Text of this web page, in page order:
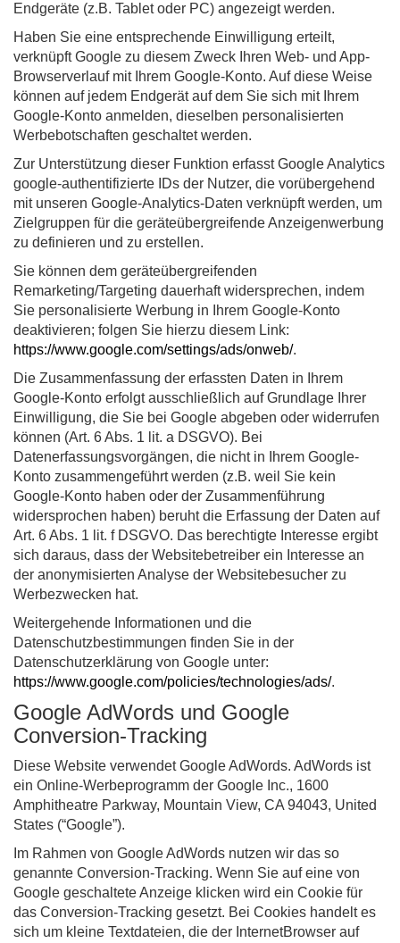
Endgeräte (z.B. Tablet oder PC) angezeigt werden.
Haben Sie eine entsprechende Einwilligung erteilt,
verknüpft Google zu diesem Zweck Ihren Web- und App-
Browserverlauf mit Ihrem Google-Konto. Auf diese Weise
können auf jedem Endgerät auf dem Sie sich mit Ihrem
Google-Konto anmelden, dieselben personalisierten
Werbebotschaften geschaltet werden.
Zur Unterstützung dieser Funktion erfasst Google Analytics
google-authentifizierte IDs der Nutzer, die vorübergehend
mit unseren Google-Analytics-Daten verknüpft werden, um
Zielgruppen für die geräteübergreifende Anzeigenwerbung
zu definieren und zu erstellen.
Sie können dem geräteübergreifenden
Remarketing/Targeting dauerhaft widersprechen, indem
Sie personalisierte Werbung in Ihrem Google-Konto
deaktivieren; folgen Sie hierzu diesem Link:
https://www.google.com/settings/ads/onweb/.
Die Zusammenfassung der erfassten Daten in Ihrem
Google-Konto erfolgt ausschließlich auf Grundlage Ihrer
Einwilligung, die Sie bei Google abgeben oder widerrufen
können (Art. 6 Abs. 1 lit. a DSGVO). Bei
Datenerfassungsvorgängen, die nicht in Ihrem Google-
Konto zusammengeführt werden (z.B. weil Sie kein
Google-Konto haben oder der Zusammenführung
widersprochen haben) beruht die Erfassung der Daten auf
Art. 6 Abs. 1 lit. f DSGVO. Das berechtigte Interesse ergibt
sich daraus, dass der Websitebetreiber ein Interesse an
der anonymisierten Analyse der Websitebesucher zu
Werbezwecken hat.
Weitergehende Informationen und die
Datenschutzbestimmungen finden Sie in der
Datenschutzerklärung von Google unter:
https://www.google.com/policies/technologies/ads/.
Google AdWords und Google
Conversion-Tracking
Diese Website verwendet Google AdWords. AdWords ist
ein Online-Werbeprogramm der Google Inc., 1600
Amphitheatre Parkway, Mountain View, CA 94043, United
States (“Google”).
Im Rahmen von Google AdWords nutzen wir das so
genannte Conversion-Tracking. Wenn Sie auf eine von
Google geschaltete Anzeige klicken wird ein Cookie für
das Conversion-Tracking gesetzt. Bei Cookies handelt es
sich um kleine Textdateien, die der InternetBrowser auf